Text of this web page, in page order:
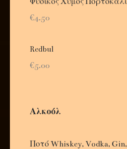
€4.50
Redbul
€5.00
Αλκοόλ
Ποτό Whiskey, Vodka,